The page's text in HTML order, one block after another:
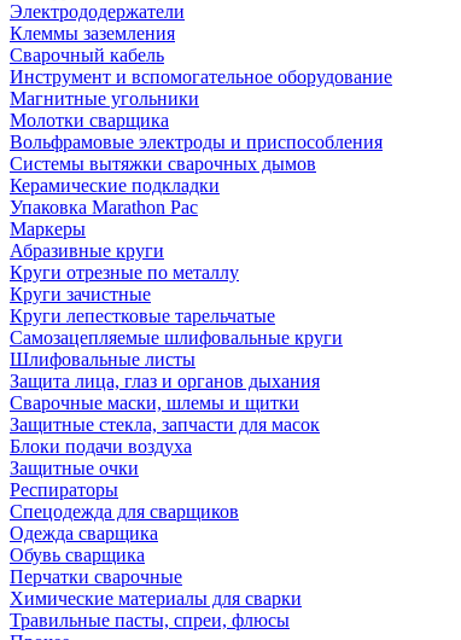
Электрододержатели
Клеммы заземления
Сварочный кабель
Инструмент и вспомогательное оборудование
Магнитные угольники
Молотки сварщика
Вольфрамовые электроды и приспособления
Системы вытяжки сварочных дымов
Керамические подкладки
Упаковка Marathon Pac
Маркеры
Абразивные круги
Круги отрезные по металлу
Круги зачистные
Круги лепестковые тарельчатые
Самозацепляемые шлифовальные круги
Шлифовальные листы
Защита лица, глаз и органов дыхания
Сварочные маски, шлемы и щитки
Защитные стекла, запчасти для масок
Блоки подачи воздуха
Защитные очки
Респираторы
Спецодежда для сварщиков
Одежда сварщика
Обувь сварщика
Перчатки сварочные
Химические материалы для сварки
Травильные пасты, спреи, флюсы